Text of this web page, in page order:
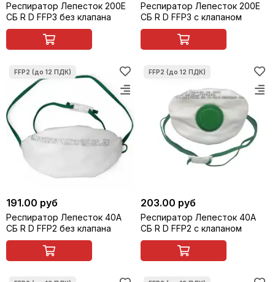
Респиратор Лепесток 200Е
СБ R D FFP3 без клапана
Респиратор Лепесток 200Е
СБ R D FFP3 с клапаном
191.00 руб
Респиратор Лепесток 40А
СБ R D FFP2 без клапана
203.00 руб
Респиратор Лепесток 40А
СБ R D FFP2 с клапаном